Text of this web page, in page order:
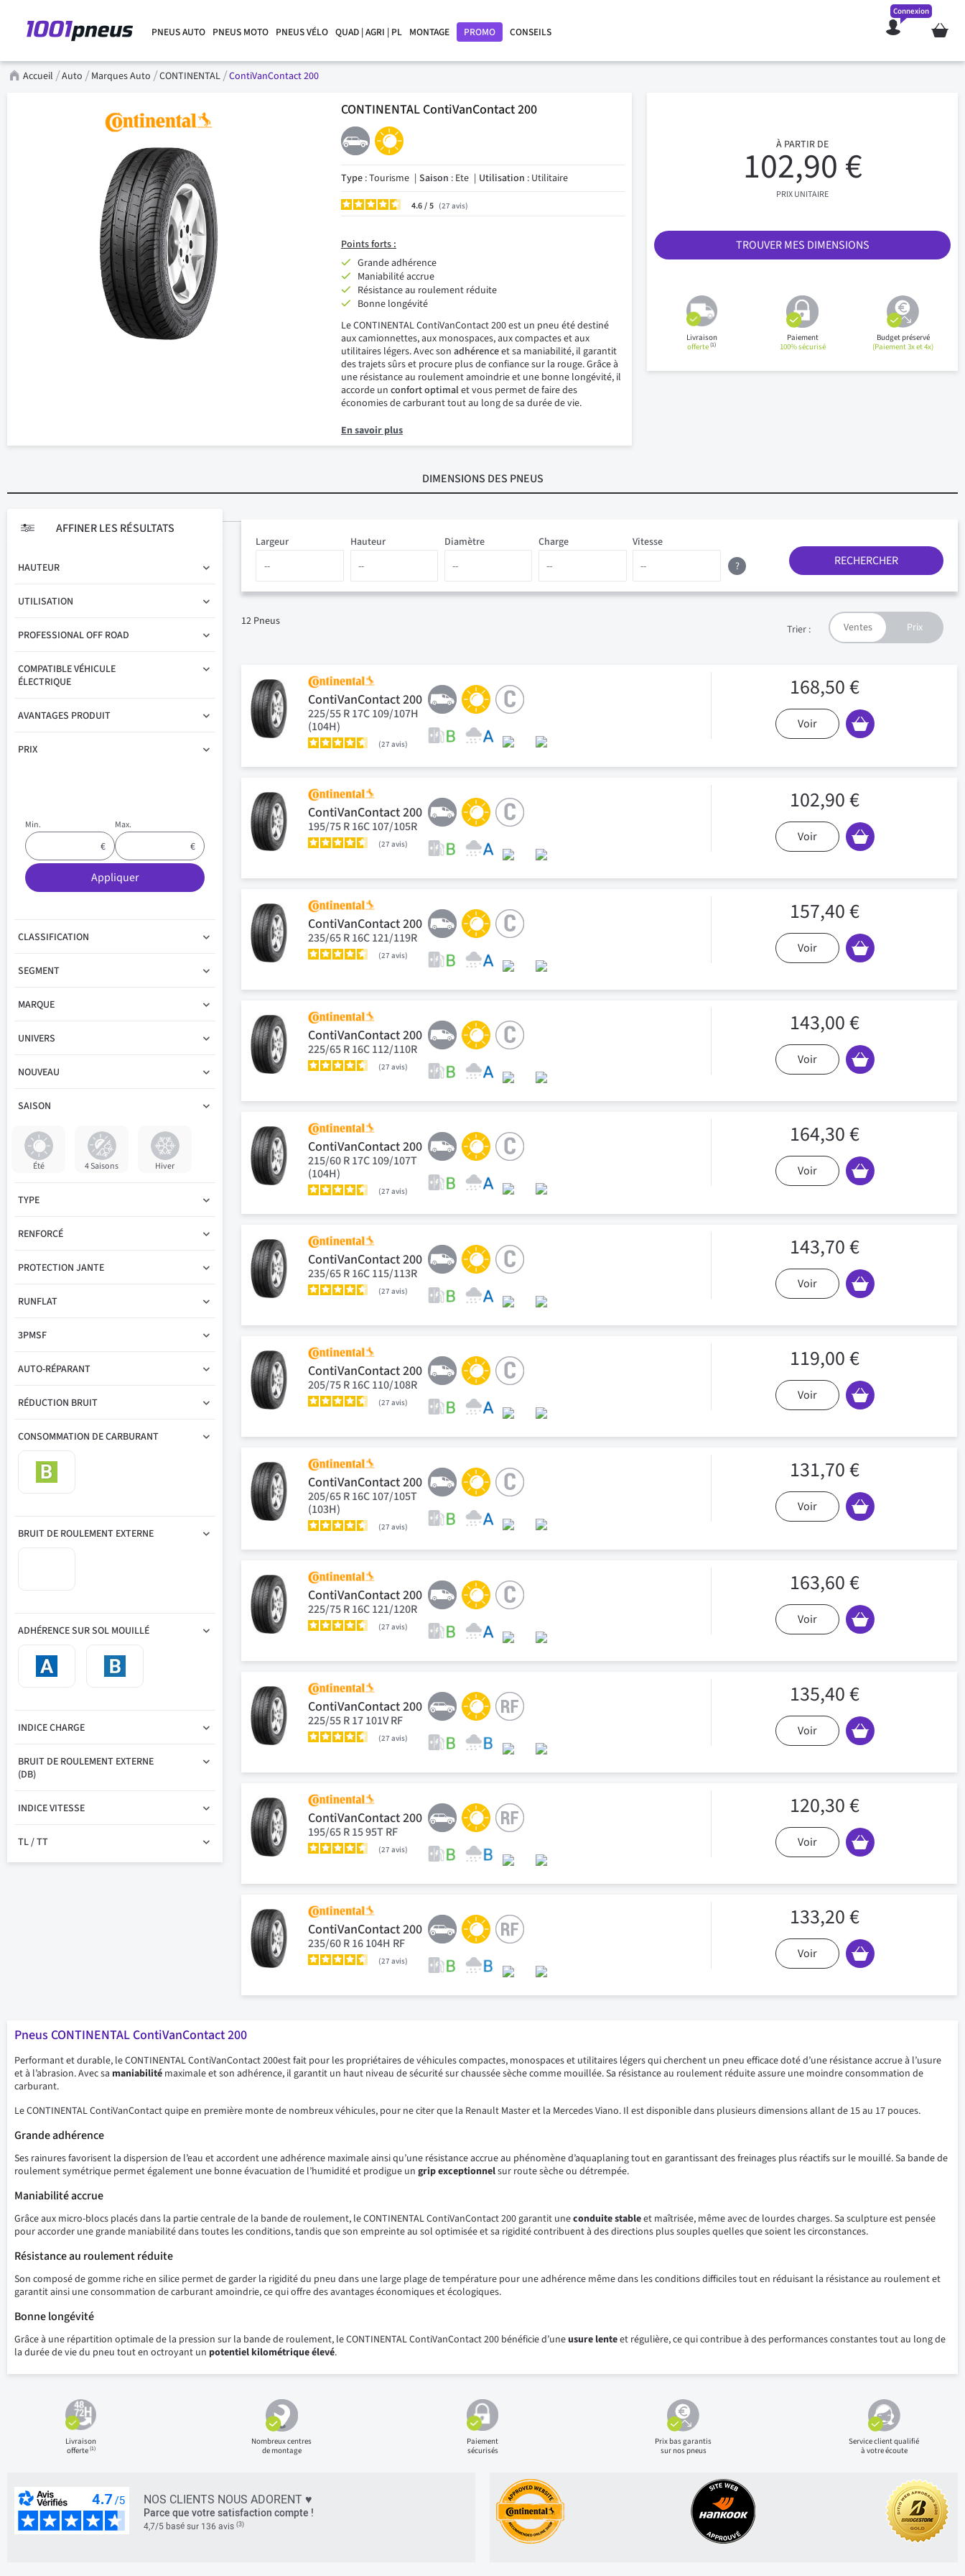
PNEUS AUTO PNEUS MOTO PNEUS VÉLO QUAD | AGRI | PL MONTAGE PROMO CONSEILS Mon
Connexion
Accueil Auto Marques Auto CONTINENTAL ContiVanContact 200
CONTINENTAL ContiVanContact 200
Type: Tourisme Saison : Ete Utilisation : Utilitaire
4.6/ 27 avis
Points forts :
Grande adhérence
Maniabilité accrue
Résistance au roulement réduite
Bonne longévité
Le CONTINENTAL ContiVanContact 200 est un pneu été destiné
aux camionnettes, aux monospaces, aux compactes et aux
utilitaires légers. Avec son adhérenceet sa maniabilité, il garantit
des trajets sûrs et procure plus de confiance sur la rouge. Grâce à
une résistance au roulement amoindrie et une bonne longévité, il
accorde un confort optimalet vous permet de faire des
économies de carburant tout au long de sa durée de vie.
En savoir plus
À PARTIR DE
102,90 €
PRIX UNITAIRE
TROUVER MES DIMENSIONS
Livraison
offerte(1)
Paiement
100% sécurisé
Budget préservé
(Paiement 3x et 4x)
DIMENSIONS DES PNEUS
Diamètre
Hauteur Charge Vitesse
Largeur
?
RECHERCHER
12 Pneus
Trier :
ContiVanContact 200
225/55 R 17C 109/107H
(104H)
27avis
168,50 €
Voir
ContiVanContact 200
195/75 R 16C 107/105R
27avis
102,90 €
Voir
ContiVanContact 200
235/65 R 16C 121/119R
27avis
157,40 €
Voir
ContiVanContact 200
225/65 R 16C 112/110R
27avis
143,00 €
Voir
ContiVanContact 200
215/60 R 17C 109/107T
(104H)
27avis
164,30 €
Voir
ContiVanContact 200
235/65 R 16C 115/113R
27avis
143,70 €
Voir
ContiVanContact 200
205/75 R 16C 110/108R
27avis
119,00 €
Voir
ContiVanContact 200
205/65 R 16C 107/105T
(103H)
27avis
131,70 €
Voir
ContiVanContact 200
225/75 R 16C 121/120R
27avis
163,60 €
Voir
ContiVanContact 200
225/55 R 17 101V RF
27avis
135,40 €
Voir
ContiVanContact 200
195/65 R 15 95T RF
27avis
120,30 €
Voir
ContiVanContact 200
235/60 R 16 104H RF
27avis
133,20 €
Voir
AFFINER LES RÉSULTATS
HAUTEUR
UTILISATION
PROFESSIONAL OFF ROAD
COMPATIBLE VÉHICULE
ÉLECTRIQUE
AVANTAGES PRODUIT
PRIX
Min. Max.
Appliquer
CLASSIFICATION
SEGMENT
MARQUE
UNIVERS
NOUVEAU
SAISON
Été 4 Saisons Hiver
TYPE
RENFORCÉ
PROTECTION JANTE
RUNFLAT
3PMSF
AUTO-RÉPARANT
RÉDUCTION BRUIT
CONSOMMATION DE CARBURANT
BRUIT DE ROULEMENT EXTERNE
ADHÉRENCE SUR SOL MOUILLÉ
INDICE CHARGE
BRUIT DE ROULEMENT EXTERNE
(DB)
INDICE VITESSE
TL / TT
Pneus CONTINENTAL ContiVanContact 200
Performant et durable, le CONTINENTAL ContiVanContact 200est fait pour les propriétaires de véhicules compactes, monospaces et utilitaires légers qui cherchent un pneu efficace doté d’une résistance accrue à l’usure
et à l’abrasion. Avec sa maniabilité maximale et son adhérence, il garantit un haut niveau de sécurité sur chaussée sèche comme mouillée. Sa résistance au roulement réduite assure une moindre consommation de
carburant.
Le CONTINENTAL ContiVanContact quipe en première monte de nombreux véhicules, pour ne citer que la Renault Master et la Mercedes Viano. Il est disponible dans plusieurs dimensions allant de 15 au 17 pouces.
Grande adhérence
Ses rainures favorisent la dispersion de l’eau et accordent une adhérence maximale ainsi qu’une résistance accrue au phénomène d’aquaplaning tout en garantissant des freinages plus réactifs sur le mouillé. Sa bande de
roulement symétrique permet également une bonne évacuation de l’humidité et prodigue un grip exceptionnelsur route sèche ou détrempée.
Maniabilité accrue
Grâce aux micro-blocs placés dans la partie centrale de la bande de roulement, le CONTINENTAL ContiVanContact 200 garantit uneconduite stableet maîtrisée, même avec de lourdes charges. Sa sculpture est pensée
pour accorder une grande maniabilité dans toutes les conditions, tandis que son empreinte au sol optimisée et sa rigidité contribuent à des directions plus souples quelles que soient les circonstances.
Résistance au roulement réduite
Son composé de gomme riche en silice permet de garder la rigidité du pneu dans une large plage de température pour une adhérence même dans les conditions difficiles tout en réduisant la résistance au roulement et
garantit ainsi une consommation de carburant amoindrie, ce qui offre des avantages économiques et écologiques.
Bonne longévité
Grâce à une répartition optimale de la pression sur la bande de roulement, le CONTINENTAL ContiVanContact 200 bénéficie d’uneusure lenteet régulière, ce qui contribue à des performances constantes tout au long de
la durée de vie du pneu tout en octroyant un potentiel kilométrique élevé.
Livraison
offerte(1)
Nombreux centres
de montage
Paiement
sécurisés
Prix basgarantis
sur nos pneus
Service client qualifié
à votre écoute
NOS CLIENTS NOUS ADORENT ♥
Parce que votre satisfaction compte !
4,7/5 basé sur 136 avis (3)